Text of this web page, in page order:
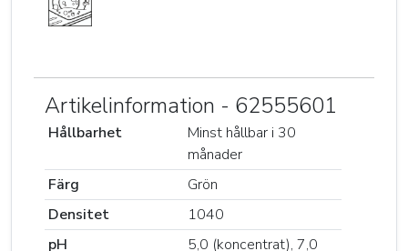
Artikelinformation - 62555601
Hållbarhet
Minst hållbar i 30
månader
Färg
Grön
Densitet
1040
pH
5,0 (koncentrat), 7,0